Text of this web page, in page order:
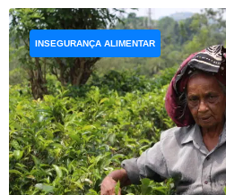
INSEGURANÇA ALIMENTAR